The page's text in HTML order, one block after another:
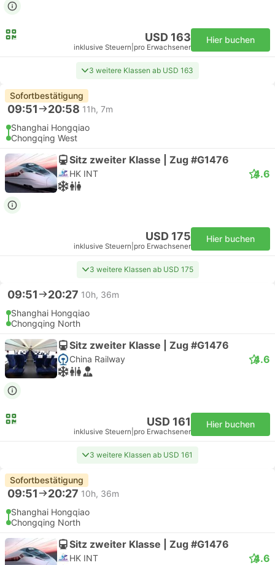
USD 163
inklusive Steuern pro Erwachsener
Hier buchen
3 weitere Klassen ab USD 163
Sofortbestätigung
09:51 20:58 11h, 7m
Shanghai Hongqiao
Chongqing West
Sitz zweiter Klasse | Zug #G1476
HK INT 4.6
USD 175
inklusive Steuern pro Erwachsener
Hier buchen
3 weitere Klassen ab USD 175
09:51 20:27 10h, 36m
Shanghai Hongqiao
Chongqing North
Sitz zweiter Klasse | Zug #G1476
China Railway 4.6
USD 161
inklusive Steuern pro Erwachsener
Hier buchen
3 weitere Klassen ab USD 161
Sofortbestätigung
09:51 20:27 10h, 36m
Shanghai Hongqiao
Chongqing North
Sitz zweiter Klasse | Zug #G1476
HK INT 4.6